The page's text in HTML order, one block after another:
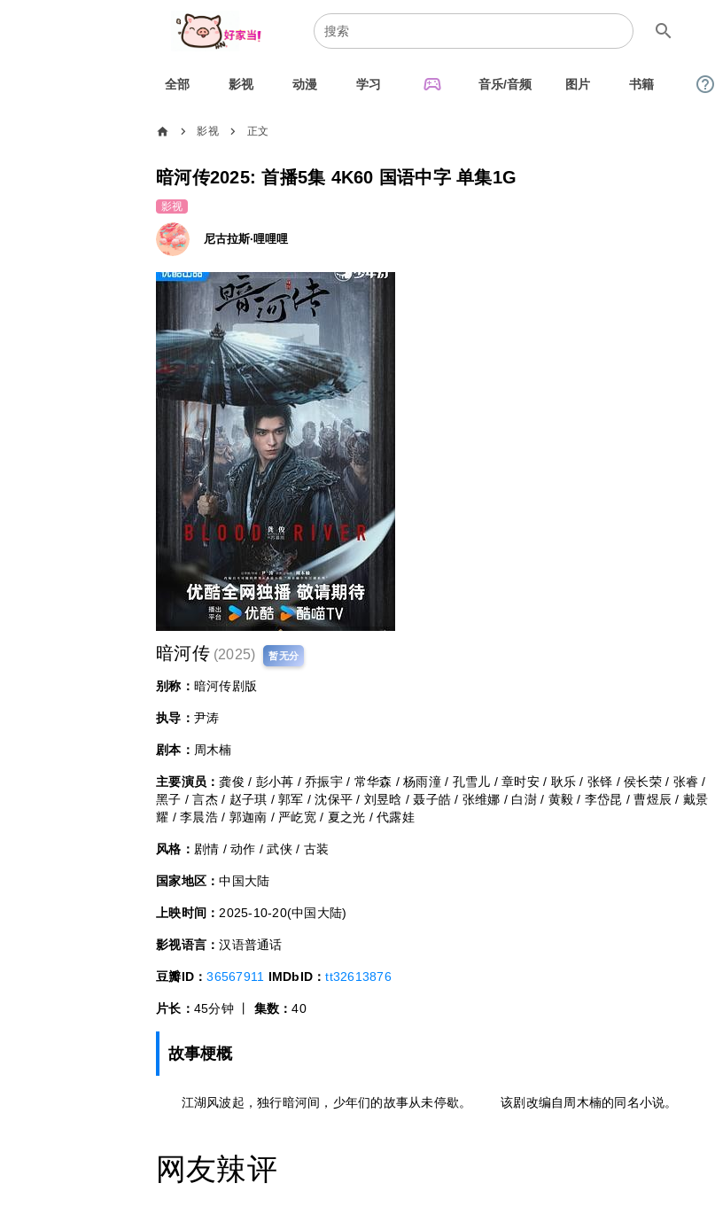
search
全部 影视 动漫 学习 sports_esports 音乐/音频 图片 书籍 help_outline
home chevron_right 影视 chevron_right 正文
暗河传2025: 首播5集 4K60 国语中字 单集1G
影视
尼古拉斯·哩哩哩
暗河传 (2025) 暂无分
别称： 暗河传剧版
执导： 尹涛
剧本： 周木楠
主要演员：龚俊 / 彭小苒 / 乔振宇 / 常华森 / 杨雨潼 / 孔雪儿 / 章时安 / 耿乐 / 张铎 / 侯长荣 / 张睿 /
黑子 / 言杰 / 赵子琪 / 郭军 / 沈保平 / 刘昱晗 / 聂子皓 / 张维娜 / 白澍 / 黄毅 / 李岱昆 / 曹煜辰 / 戴景
耀 / 李晨浩 / 郭迦南 / 严屹宽 / 夏之光 / 代露娃
风格： 剧情 / 动作 / 武侠 / 古装
国家地区：中国大陆
上映时间： 2025-10-20(中国大陆)
影视语言：汉语普通话
豆瓣ID：36567911 IMDbID：tt32613876
片长： 45分钟 丨 集数：40
故事梗概
江湖风波起，独行暗河间，少年们的故事从未停歇。 该剧改编自周木楠的同名小说。
网友辣评